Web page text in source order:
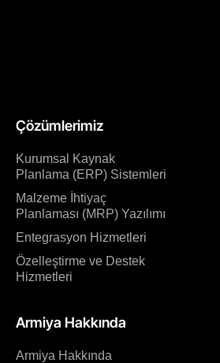
Çözümlerimiz
Kurumsal Kaynak
Planlama (ERP) Sistemleri
Malzeme İhtiyaç
Planlaması (MRP) Yazılımı
Entegrasyon Hizmetleri
Özelleştirme ve Destek
Hizmetleri
Armiya Hakkında
Armiya Hakkında